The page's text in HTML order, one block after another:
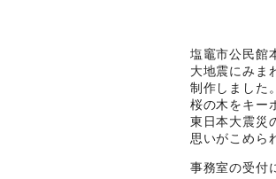
塩竈市公民館
大地震にみま
制作しました。
桜の木をキー
東日本大震災
思いがこめら
事務室の受付